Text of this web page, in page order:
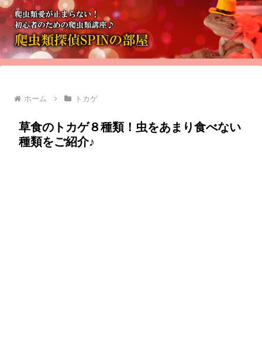
ホーム トカゲ
草食のトカゲ８種類！虫をあまり食べない
種類をご紹介♪